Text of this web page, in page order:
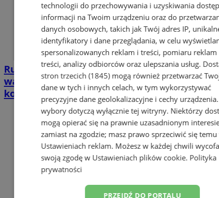
Ruszyła kampania o bezpiecznych
wakacjach – sprawdź zasady, porady i
konkurs dla dzieci
technologii do przechowywania i uzyskiwania
informacji na Twoim urządzeniu oraz do
danych osobowych, takich jak Twój adres IP,
identyfikatory i dane przeglądania, w celu
spersonalizowanych reklam i treści, pomiaru reklam
treści, analizy odbiorców oraz ulepszania usług.
stron trzecich (1845)mogą również przetwarzać
dane w tych i innych celach, w tym wykorzystywać
precyzyjne dane geolokalizacyjne i cechy
wybory dotyczą wyłącznie tej witryny. Niektórzy
mogą opierać się na prawnie uzasadnionym
zamiast na zgodzie; masz prawo sprzeciwić się temu
Ustawieniach reklam. Możesz w każdej chwili
swoją zgodę w Ustawieniach plików cookie. Polityka
prywatności
PRZEJDŹ DO PORTALU